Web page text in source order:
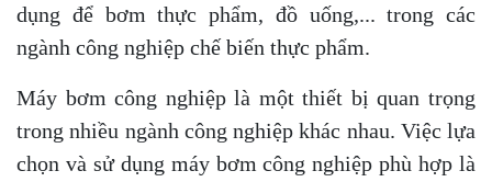
dụng để bơm thực phẩm, đồ uống,... trong các
ngành công nghiệp chế biến thực phẩm.
Máy bơm công nghiệp là một thiết bị quan trọng
trong nhiều ngành công nghiệp khác nhau. Việc lựa
chọn và sử dụng máy bơm công nghiệp phù hợp là